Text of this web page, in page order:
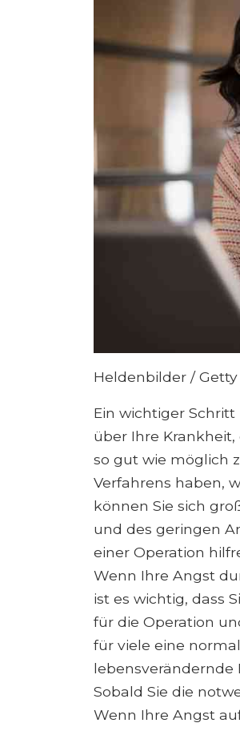
Heldenbilder /
Ein wichtiger
über Ihre
so gut wie möglich
Verfahrens haben,
können Sie sich
und des geringen
einer Operation
Wenn Ihre Angst
ist es wichtig, dass
für die Operation
für viele eine
Sobald Sie die
Wenn Ihre Angst